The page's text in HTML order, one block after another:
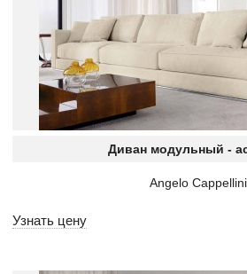
Диван модульный -
Angelo Cappellini
Узнать цену